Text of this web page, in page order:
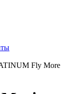
Fly More